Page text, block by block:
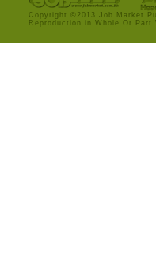
Copyright ©2013 Job Market
Reproduction in Whole Or